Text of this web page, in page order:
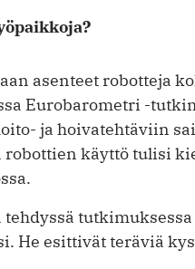
asenteet robotteja
Eurobarometri -
ja hoivatehtäviin
robottien käyttö tulisi
tehdyssä
He esittivät teräviä